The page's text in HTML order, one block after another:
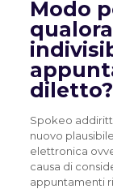
Modo
diletto?
Spokeo
nuovo
elettronica
causa di
appuntamenti